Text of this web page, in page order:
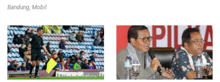
Bandung, Mobil